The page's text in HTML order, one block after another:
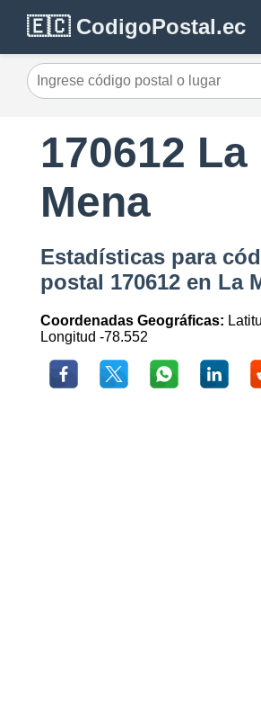
🇪🇨 CodigoPostal.ec
170612 La
Mena
Estadísticas para
postal 170612 en La
Coordenadas Geográficas:
Longitud -78.552